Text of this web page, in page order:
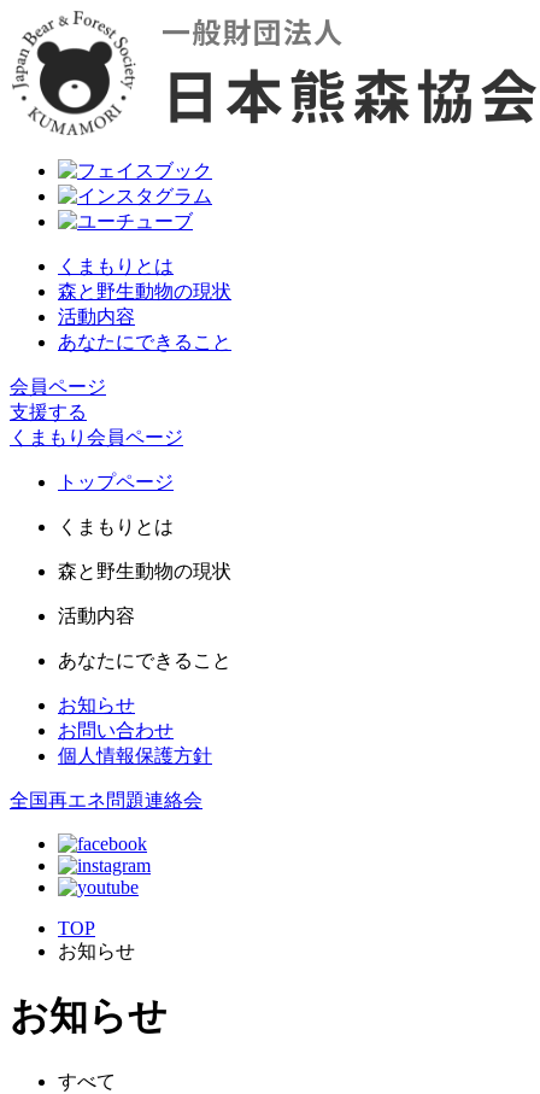
くまもりとは
森と野生動物の現状
活動内容
あなたにできること
会員ページ
支援する
くまもり会員ページ
トップページ
くまもりとは
森と野生動物の現状
活動内容
あなたにできること
お知らせ
お問い合わせ
個人情報保護方針
全国再エネ問題連絡会
TOP
お知らせ
お知らせ
すべて